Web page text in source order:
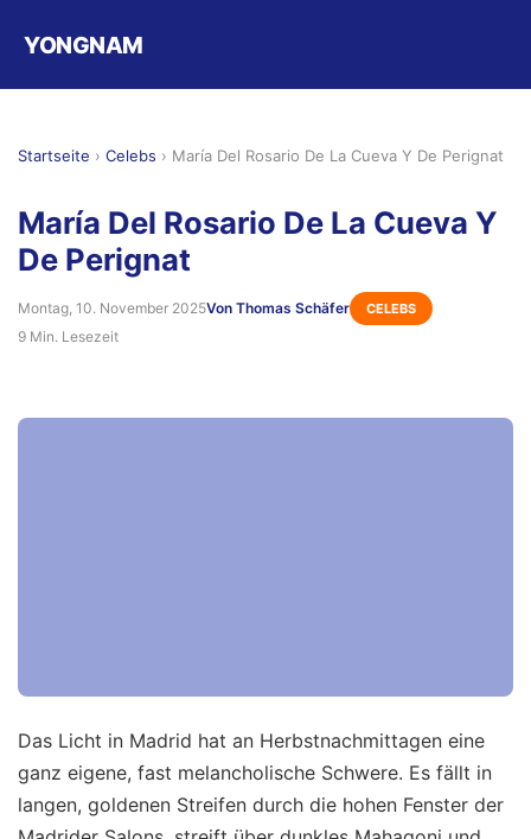
YONGNAM
Startseite › Celebs › María Del Rosario De La Cueva Y De Perignat
María Del Rosario De La Cueva Y
De Perignat
Montag, 10. November 2025Von Thomas Schäfer CELEBS
9 Min. Lesezeit
Das Licht in Madrid hat an Herbstnachmittagen eine
ganz eigene, fast melancholische Schwere. Es fällt in
langen, goldenen Streifen durch die hohen Fenster der